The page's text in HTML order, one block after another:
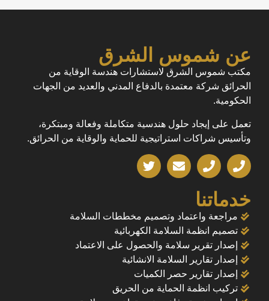
عن شموس الشرق
مكتب شموس الشرق لاستشارات هندسة الوقاية من
الحرائق شركة معتمدة بالدفاع المدني والعديد من الجهات
الحكومية.
تعمل على إيجاد حلول هندسية متكاملة وفعالة ومبتكرة،
وتأسيس شراكات استراتيجية للحماية والوقاية من الحرائق.
خدماتنا
مراجعة واعتماد وتصميم مخططات السلامة
تصميم انظمة السلامة الكهربائية
إصدار تقرير سلامة والحصول على الاعتماد
إصدار تقارير السلامة الانشائية
إصدار تقارير حصر الكميات
تركيب انظمة الحماية من الحريق